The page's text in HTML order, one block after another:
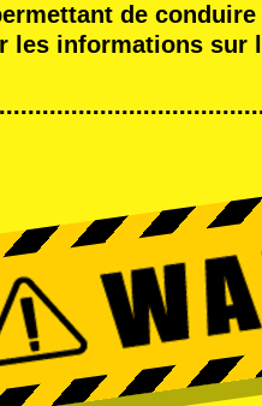
de
les informations sur